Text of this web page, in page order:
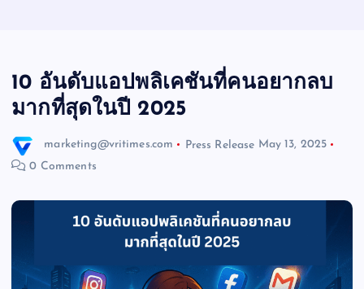
10 อันดับแอปพลิเคชันที่คนอยากลบ
มากที่สุดในปี 2025
marketing@vritimes.com Press Release May 13, 2025
0 Comments